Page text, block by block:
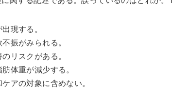
現する。
振がみられる。
リスクがある。
体重が減少する。
アの対象に含めない。